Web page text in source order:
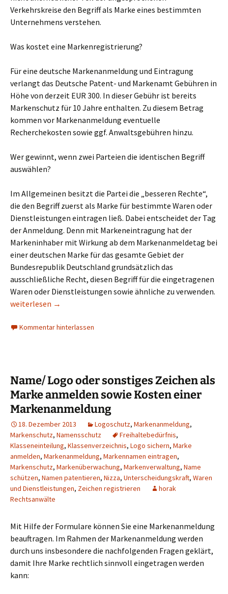
Verkehrskreise den Begriff als Marke eines bestimmten
Unternehmens verstehen.
Was kostet eine Markenregistrierung?
Für eine deutsche Markenanmeldung und Eintragung
verlangt das Deutsche Patent- und Markenamt Gebühren in
Höhe von derzeit EUR 300. In dieser Gebühr ist bereits
Markenschutz für 10 Jahre enthalten. Zu diesem Betrag
kommen vor Markenanmeldung eventuelle
Recherchekosten sowie ggf. Anwaltsgebühren hinzu.
Wer gewinnt, wenn zwei Parteien die identischen Begriff
auswählen?
Im Allgemeinen besitzt die Partei die „besseren Rechte“,
die den Begriff zuerst als Marke für bestimmte Waren oder
Dienstleistungen eintragen ließ. Dabei entscheidet der Tag
der Anmeldung. Denn mit Markeneintragung hat der
Markeninhaber mit Wirkung ab dem Markenanmeldetag bei
einer deutschen Marke für das gesamte Gebiet der
Bundesrepublik Deutschland grundsätzlich das
ausschließliche Recht, diesen Begriff für die eingetragenen
Waren oder Dienstleistungen sowie ähnliche zu verwenden.
FAQ zum Markenschutz sowie allgemein zum Markenrecht
weiterlesen →
Kommentar hinterlassen
Name/ Logo oder sonstiges Zeichen als
Marke anmelden sowie Kosten einer
Markenanmeldung
18. Dezember 2013 Logoschutz, Markenanmeldung,
Markenschutz, Namensschutz Freihaltebedürfnis,
Klasseneinteilung, Klassenverzeichnis, Logo sichern, Marke
anmelden, Markenanmeldung, Markennamen eintragen,
Markenschutz, Markenüberwachung, Markenverwaltung, Name
schützen, Namen patentieren, Nizza, Unterscheidungskraft, Waren
und Dienstleistungen, Zeichen registrieren
horak
Rechtsanwälte
Mit Hilfe der Formulare können Sie eine Markenanmeldung
beauftragen. Im Rahmen der Markenanmeldung werden
durch uns insbesondere die nachfolgenden Fragen geklärt,
damit Ihre Marke rechtlich sinnvoll eingetragen werden
kann: